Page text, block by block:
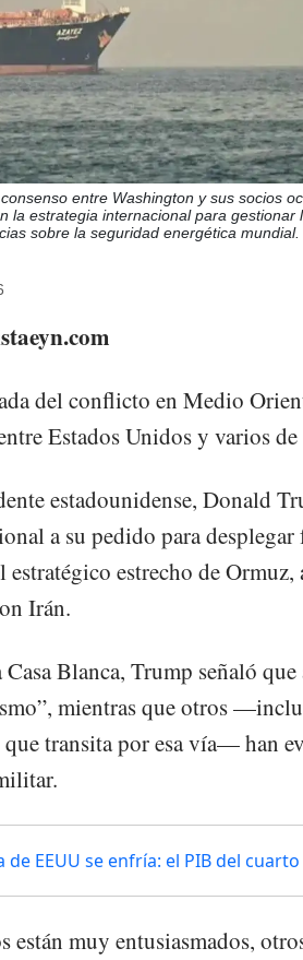
entre Washington y sus socios
la estrategia internacional para gestionar
sobre la seguridad energética
del conflicto en Medio
Estados Unidos y varios de
estadounidense, Donald
a su pedido para desplegar
estratégico estrecho de
Irán.
Casa Blanca, Trump señaló
mientras que otros
transita por esa vía— han
de EEUU se enfría: el PIB del
están muy entusiasmados,